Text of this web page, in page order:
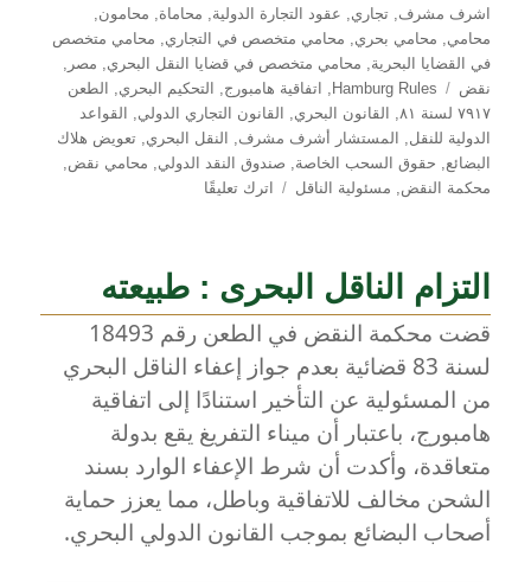
اشرف مشرف,تجاري, عقود التجارة الدولية, محاماة, محامون,
محامي, محامي بحري, محامي متخصص في التجاري, محامي متخصص
في القضايا البحرية, محامي متخصص في قضايا النقل البحري, مصر ,
نقض
الوسوم
Hamburg Rules
, اتفاقية هامبورج, التحكيم البحري,
الطعن
٧٩١٧ لسنة ٨١
, القانون البحري, القانون التجاري الدولي,
القواعد
الدولية للنقل, المستشار أشرف مشرف, النقل البحري,تعويض هلاك
البضائع, حقوق السحب الخاصة, صندوق النقد الدولي, محامي نقض,
محكمة النقض, مسئولية الناقل اترك تعليقًا
الناتج
عن
هلاك
البضائع
أو
تلفها
وفقا
لقواعد
هامبورج
التزام الناقل البحرى : طبيعته
قضت محكمة النقض في الطعن رقم 18493
لسنة 83 قضائية بعدم جواز إعفاء الناقل البحري
من المسئولية عن التأخير استنادًا إلى اتفاقية
هامبورج، باعتبار أن ميناء التفريغ يقع بدولة
متعاقدة، وأكدت أن شرط الإعفاء الوارد بسند
الشحن مخالف للاتفاقية وباطل، مما يعزز حماية
أصحاب البضائع بموجب القانون الدولي البحري.